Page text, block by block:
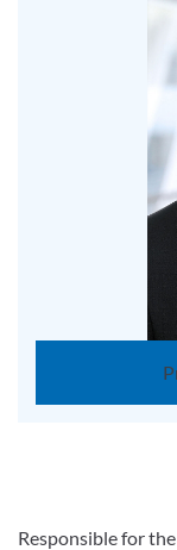
Responsible for